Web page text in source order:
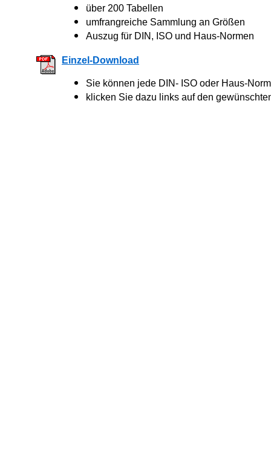
über 200 Tabellen
umfrangreiche Sammlung an Größen
Auszug für DIN, ISO und Haus-Normen
Einzel-Download
Sie können jede DIN- ISO oder Haus-
klicken Sie dazu links auf den